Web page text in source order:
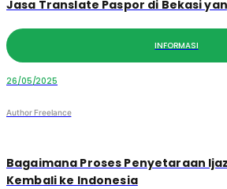
Jasa Translate Paspor di Bekasi
INFORMASI
26/05/2025
Author Freelance
Bagaimana Proses Penyetaraan
Kembali ke Indonesia